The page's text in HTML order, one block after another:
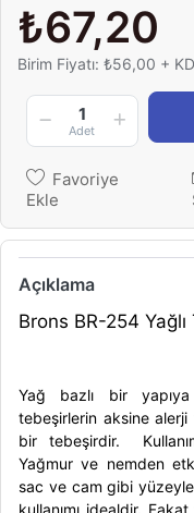
₺67,20
Birim Fiyatı: ₺56,00 +
1
Adet
Favoriye
Ekle
Açıklama
Brons BR-254
Yağ bazlı bir
tebeşirlerin aksine
bir tebeşirdir.
Yağmur ve nemden
sac ve cam gibi
kullanımı idealdir. Fakat